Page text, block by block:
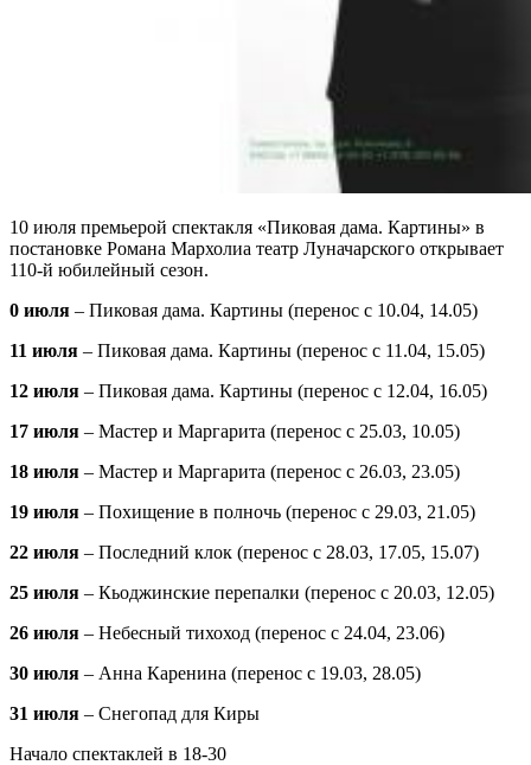
10 июля премьерой спектакля «Пиковая дама. Картины» в
постановке Романа Мархолиа театр Луначарского открывает
110-й юбилейный сезон.
0 июля – Пиковая дама. Картины (перенос с 10.04, 14.05)
11 июля – Пиковая дама. Картины (перенос с 11.04, 15.05)
12 июля – Пиковая дама. Картины (перенос с 12.04, 16.05)
17 июля – Мастер и Маргарита (перенос с 25.03, 10.05)
18 июля – Мастер и Маргарита (перенос с 26.03, 23.05)
19 июля – Похищение в полночь (перенос с 29.03, 21.05)
22 июля – Последний клок (перенос с 28.03, 17.05, 15.07)
25 июля – Кьоджинские перепалки (перенос с 20.03, 12.05)
26 июля – Небесный тихоход (перенос с 24.04, 23.06)
30 июля – Анна Каренина (перенос с 19.03, 28.05)
31 июля – Снегопад для Киры
Начало спектаклей в 18-30